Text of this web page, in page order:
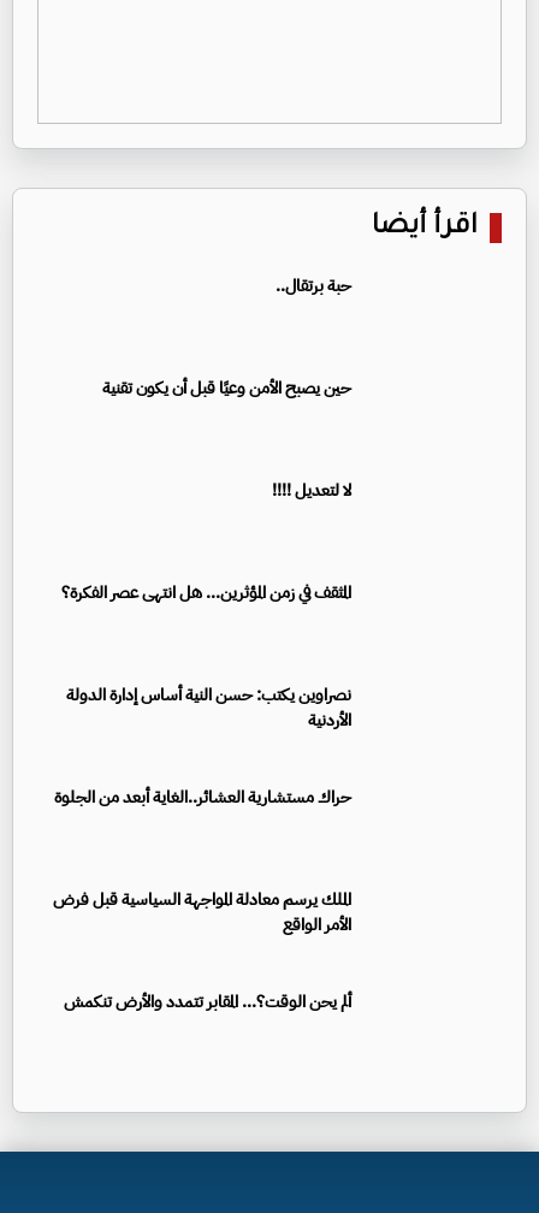
اقرأ أيضا
حبة برتقال..
حين يصبح الأمن وعيًا قبل أن يكون تقنية
لا لتعديل !!!!
المثقف في زمن المؤثرين... هل انتهى عصر الفكرة؟
نصراوين يكتب: حسن النية أساس إدارة الدولة
الأردنية
حراك مستشارية العشائر..الغاية أبعد من الجلوة
الملك يرسم معادلة المواجهة السياسية قبل فرض
الأمر الواقع
ألم يحن الوقت؟... المقابر تتمدد والأرض تنكمش